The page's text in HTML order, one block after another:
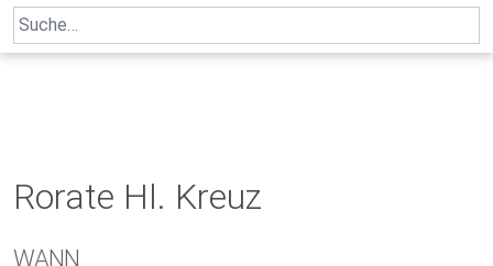
Search
for:
Rorate Hl. Kreuz
WANN